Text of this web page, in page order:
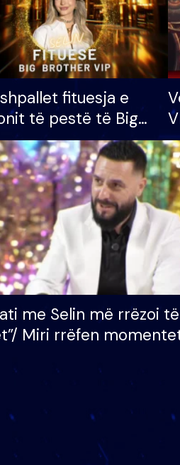
fituesja e
të pestë të Big
VIP, rrëmben
e madh prej 100
me Selin më rrëzoi
Miri rrëfen
zilja e mëngjesit kur…